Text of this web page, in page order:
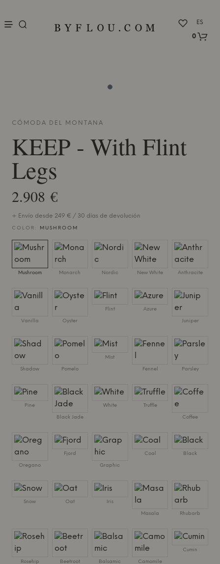
ES
0
CÓMODA DEL MONTANA
KEEP - With Flint
Legs
2.908 €
+ Envío desde 249 € / 30 días de devolución
COLOR: MUSHROOM
Mushroom Monarch Nordic New White Anthracite
Vanilla Oyster
Flint Azure
Juniper
Shadow Pomelo
Mist
Fennel Parsley
Pine
Black Jade
White Truffle
Coffee
Oregano
Fjord
Graphic
Coal Black
Snow Oat Iris
Masala Rhubarb
Rosehip Beetroot Balsamic Camomile
Cumin